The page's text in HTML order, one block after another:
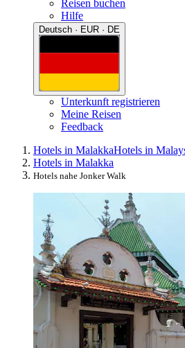
Reisen buchen
Hilfe
Deutsch · EUR · DE
Unterkunft registrieren
Meine Reisen
Feedback
Hotels in MalakkaHotels in
Hotels in Malakka
Hotels nahe Jonker Walk